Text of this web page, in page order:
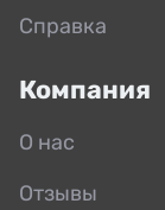
Справка
Компания
О нас
Отзывы